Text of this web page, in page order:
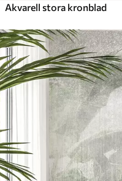
Akvarell stora kronblad